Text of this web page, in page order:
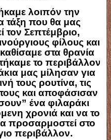
λοιπόν την
τάξη που θα μας
τον Σεπτέμβριο,
φίλους και
στα θρανία
το περιβάλλον
μας μίλησαν για
τους ρουτίνα, τις
και αποφάσισαν
ένα φιλαράκι
χρονιά και να το
προσαρμοστεί στο
περιβάλλον.